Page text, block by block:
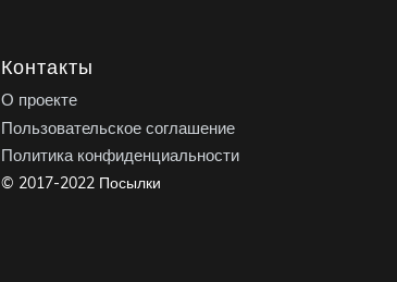
Контакты
О проекте
Пользовательское соглашение
Политика конфиденциальности
© 2017-2022 Посылки